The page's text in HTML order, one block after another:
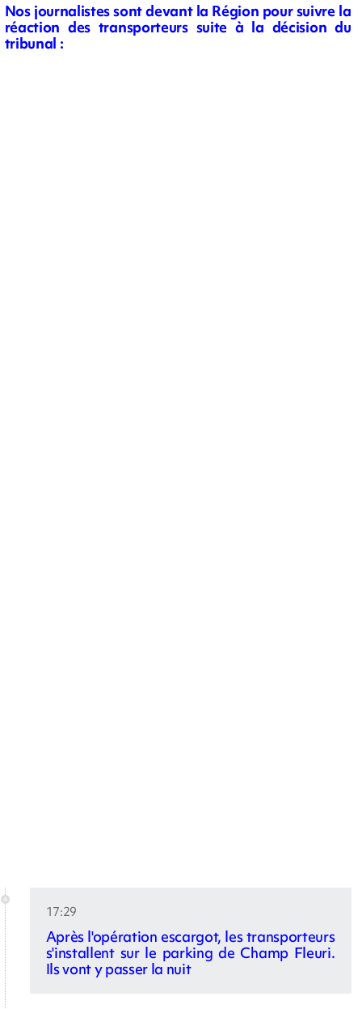
Nos journalistes sont devant la Région pour suivre la
réaction des transporteurs suite à la décision du
tribunal :
17:29
Après l'opération escargot, les transporteurs
s'installent sur le parking de Champ Fleuri.
Ils vont y passer la nuit